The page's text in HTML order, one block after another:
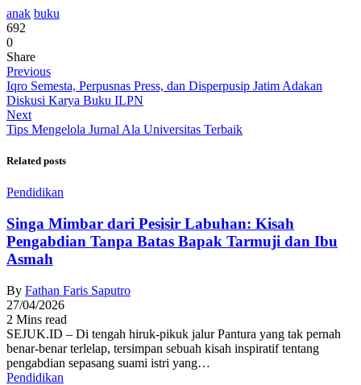
anak buku
692
0
Share
Previous
Iqro Semesta, Perpusnas Press, dan Disperpusip Jatim Adakan
Diskusi Karya Buku ILPN
Next
Tips Mengelola Jurnal Ala Universitas Terbaik
Related posts
Pendidikan
Singa Mimbar dari Pesisir Labuhan: Kisah
Pengabdian Tanpa Batas Bapak Tarmuji dan Ibu
Asmah
By Fathan Faris Saputro
27/04/2026
2 Mins read
SEJUK.ID – Di tengah hiruk-pikuk jalur Pantura yang tak pernah
benar-benar terlelap, tersimpan sebuah kisah inspiratif tentang
pengabdian sepasang suami istri yang…
Pendidikan